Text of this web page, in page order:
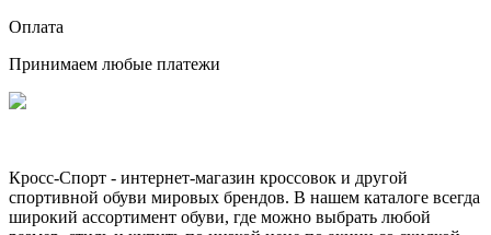
Оплата
Принимаем любые платежи
Кросс-Спорт - интернет-магазин кроссовок и другой
спортивной обуви мировых брендов. В нашем каталоге всегда
широкий ассортимент обуви, где можно выбрать любой